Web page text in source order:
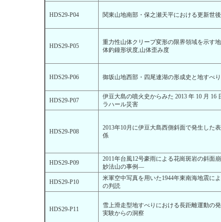
HDS29-P04 関東山地南部・保之瀬天平における更新世
HDS29-P05
重力性山体クリープ変形の限界領域を示す
体釣鐘形状度,山体歪み度
HDS29-P06 御坂山地西部・四尾連湖の形成史と地すべり
HDS29-P07
伊豆大島の噴火史からみた 2013 年 10 月 16
ラハール災害
HDS29-P08
2013年10月に伊豆大島西側斜面で発生した
係
HDS29-P09
2011年台風12号豪雨による花崗斑岩の斜面
妙法山の事例―
HDS29-P10
米軍空中写真を用いた1944年東南海地震に
の判読
HDS29-P11
雪上滑走型地すべりにおける長距離運動の
実験からの洞察